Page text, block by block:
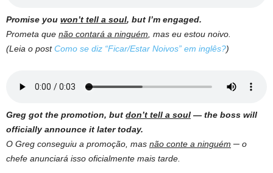
Promise you won’t tell a soul, but I’m engaged.
Prometa que não contará a ninguém , mas eu estou noivo.
(Leia o postComo se diz “Ficar/Estar Noivos” em inglês?)
Greg got the promotion, but don’t tell a soul — the boss will
officially announce it later today.
O Greg conseguiu a promoção, mas não conte a ninguém ─ o
chefe anunciará isso oficialmente mais tarde.